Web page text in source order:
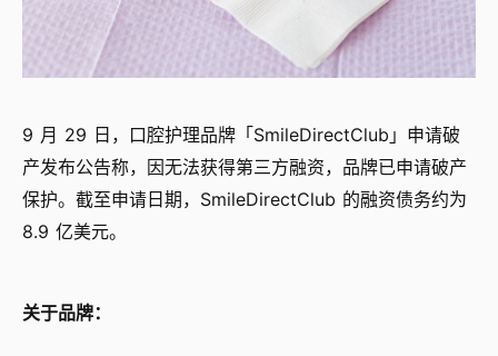
9 月 29 日，口腔护理品牌「SmileDirectClub」申请破
产发布公告称，因无法获得第三方融资，品牌已申请破产
保护。截至申请日期，SmileDirectClub 的融资债务约为
8.9 亿美元。
关于品牌：